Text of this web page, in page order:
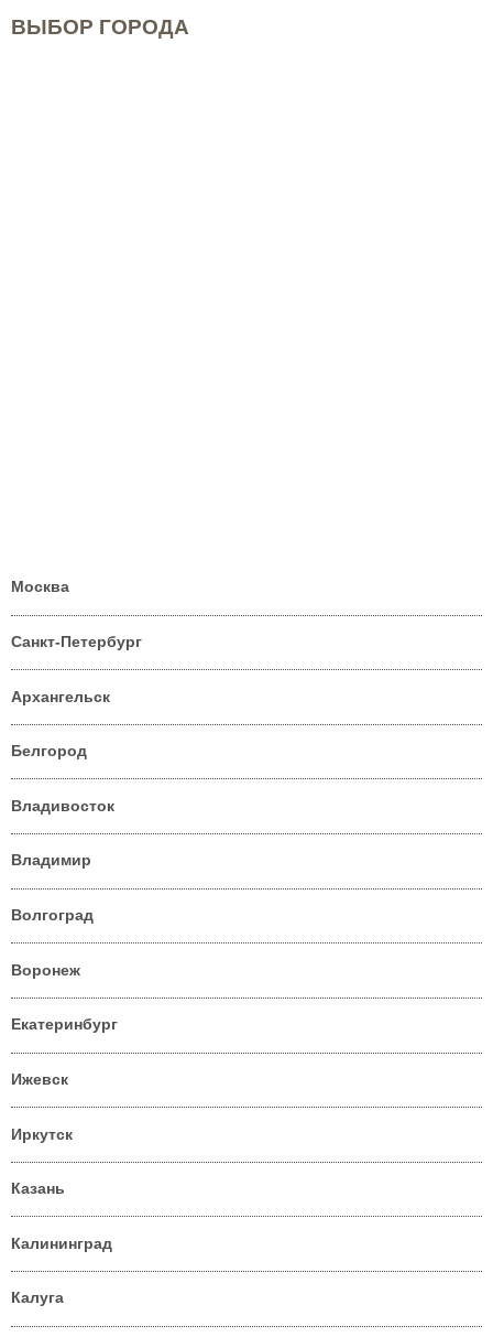
ВЫБОР ГОРОДА
Москва
Санкт-Петербург
Архангельск
Белгород
Владивосток
Владимир
Волгоград
Воронеж
Екатеринбург
Ижевск
Иркутск
Казань
Калининград
Калуга